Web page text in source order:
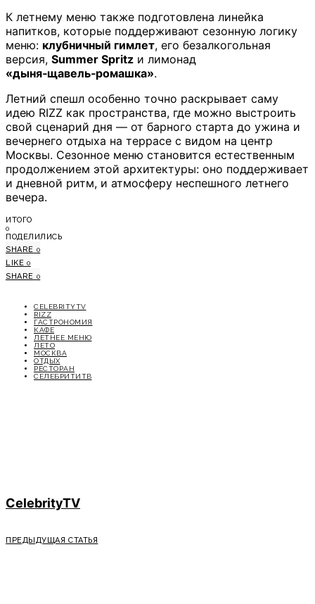
К летнему меню также подготовлена линейка
напитков, которые поддерживают сезонную логику
меню: клубничный гимлет, его безалкогольная
версия, Summer Spritz и лимонад
«дыня‑щавель‑ромашка».
Летний спешл особенно точно раскрывает саму
идею RIZZ как пространства, где можно выстроить
свой сценарий дня — от барного старта до ужина и
вечернего отдыха на террасе с видом на центр
Москвы. Сезонное меню становится естественным
продолжением этой архитектуры: оно поддерживает
и дневной ритм, и атмосферу неспешного летнего
вечера.
ИТОГО
0
ПОДЕЛИЛИСЬ
SHARE 0
LIKE 0
SHARE 0
CELEBRITYTV
RIZZ
ГАСТРОНОМИЯ
КАФЕ
ЛЕТНЕЕ МЕНЮ
ЛЕТО
МОСКВА
ОТДЫХ
РЕСТОРАН
СЕЛЕБРИТИТВ
CelebrityTV
ПРЕДЫДУЩАЯ СТАТЬЯ